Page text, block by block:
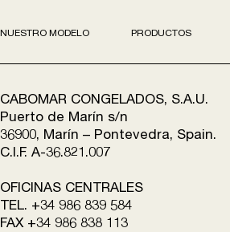
NUESTRO MODELO PRODUCTOS
CABOMAR CONGELADOS, S.A.U.
Puerto de Marín s/n
36900, Marín – Pontevedra, Spain.
C.I.F. A-36.821.007
OFICINAS CENTRALES
TEL. +34 986 839 584
FAX +34 986 838 113